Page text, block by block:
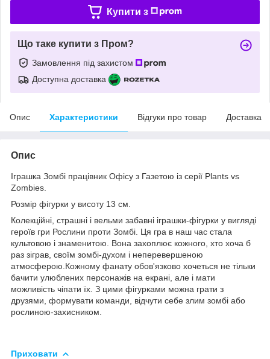
Купити з
Що таке купити з Пром?
Замовлення під захистом
Доступна доставка
Опис Характеристики Відгуки про товар Доставка
Опис
Іграшка Зомбі працівник Офісу з Газетою із серії Plants vs
Zombies.
Розмір фігурки у висоту 13 см.
Колекційні, страшні і вельми забавні іграшки-фігурки у вигляді
героїв гри Рослини проти Зомбі. Ця гра в наш час стала
культовою і знаменитою. Вона захоплює кожного, хто хоча б
раз зіграв, своїм зомбі-духом і неперевершеною
атмосферою.Кожному фанату обов'язково хочеться не тільки
бачити улюблених персонажів на екрані, але і мати
можливість чіпати їх. З цими фігурками можна грати з
друзями, формувати команди, відчути себе злим зомбі або
рослиною-захисником.
Приховати